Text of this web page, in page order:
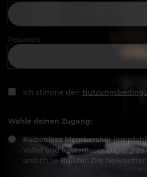
Passwort
Ich stimme den
Wähle deinen Zugang:
Kostenlose Membership
Voller und kostenloser Zugang
und ohne Bullshit. Die